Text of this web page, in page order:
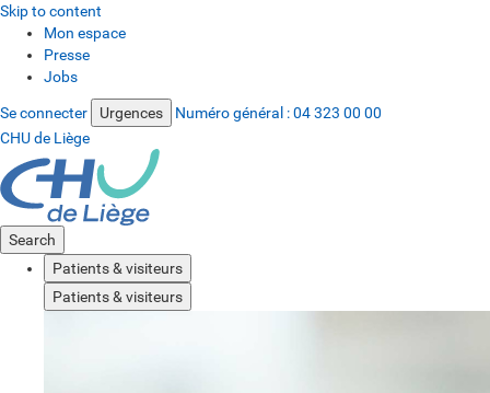
Skip to content
Mon espace
Presse
Jobs
Se connecter Urgences Numéro général :04 323 00 00
CHU de Liège
Search
Patients & visiteurs
Patients & visiteurs